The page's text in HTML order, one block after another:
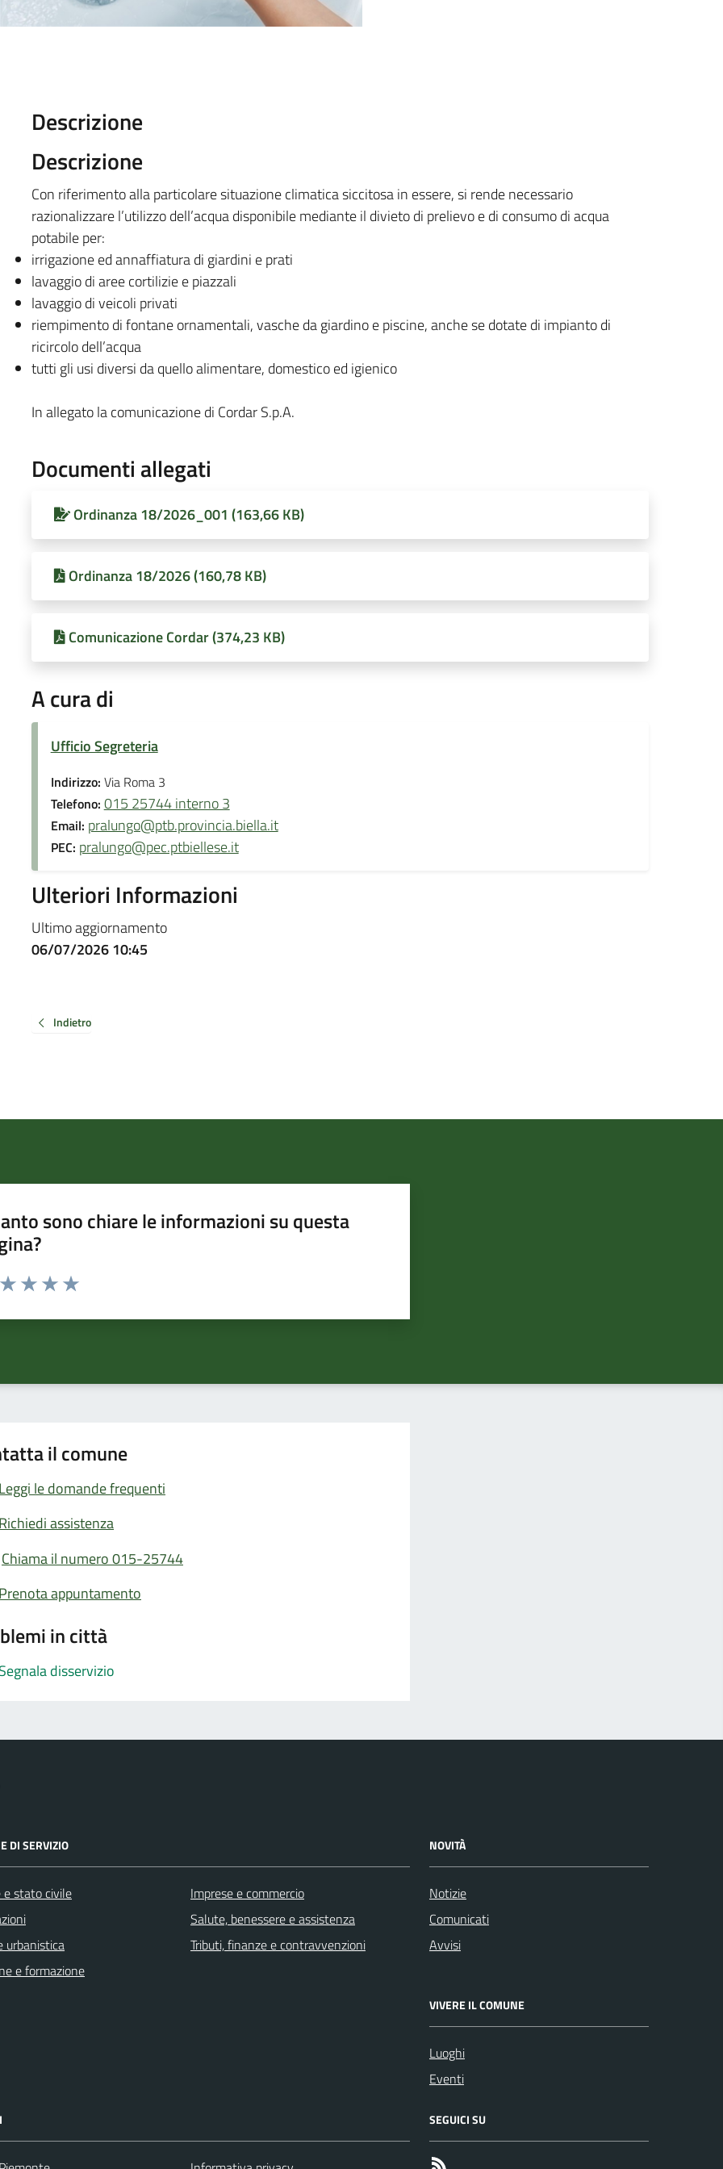
Descrizione
Descrizione
Con riferimento alla particolare situazione climatica siccitosa in essere, si rende necessario
razionalizzare l’utilizzo dell’acqua disponibile mediante il divieto di prelievo e di consumo di acqua
potabile per:
irrigazione ed annaffiatura di giardini e prati
lavaggio di aree cortilizie e piazzali
lavaggio di veicoli privati
riempimento di fontane ornamentali, vasche da giardino e piscine, anche se dotate di impianto di
ricircolo dell’acqua
tutti gli usi diversi da quello alimentare, domestico ed igienico
In allegato la comunicazione di Cordar S.p.A.
Documenti allegati
Ordinanza 18/2026_001 (163,66 KB)
Ordinanza 18/2026 (160,78 KB)
Comunicazione Cordar (374,23 KB)
A cura di
Ufficio Segreteria
Indirizzo: Via Roma 3
Telefono: 015 25744 interno 3
Email: pralungo@ptb.provincia.biella.it
PEC: pralungo@pec.ptbiellese.it
Ulteriori Informazioni
Ultimo aggiornamento
06/07/2026 10:45
Indietro
sono chiare le informazioni su questa
da 1 a 5 stelle la pagina
il comune
Leggi le domande frequenti
Richiedi assistenza
Chiama il numero 015-25744
Prenota appuntamento
in città
Segnala disservizio
DI SERVIZIO
e stato civile
urbanistica
e formazione
Imprese e commercio
Salute, benessere e assistenza
Tributi, finanze e contravvenzioni
NOVITÀ
Notizie
Comunicati
Avvisi
VIVERE IL COMUNE
Luoghi
Eventi
SEGUICI SU